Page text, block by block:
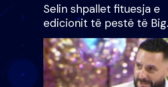
Selin shpallet fituesja e
edicionit të pestë të Big
Brother VIP, rrëmben
çmimin e madh prej 100
mijë eurosh